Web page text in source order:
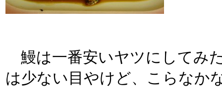
鰻は一番安いヤツにしてみ
は少ない目やけど、こらなか